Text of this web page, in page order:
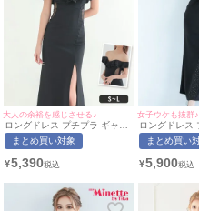
大人の余裕を感じさせる♪
ロングドレス プチプラ ギャル
タイト オフショル セクシー ラ
ウンジ シースルー 谷間 背中魅
姫奈妙着用/S~Lサイズ対応) |
まとめ買い対象
¥5,390
女子ウケも抜群♪
ロングドレス
イト セクシー
ラ ワンショル
着用/S~XLサ
まとめ買い
¥5,900